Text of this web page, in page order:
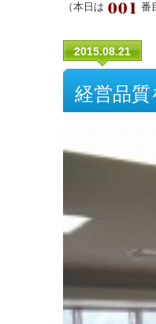
（本日は 番
2015.08.21
経営品質